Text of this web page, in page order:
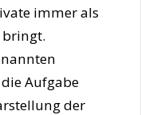
immer als
bringt.
Aufgabe
der